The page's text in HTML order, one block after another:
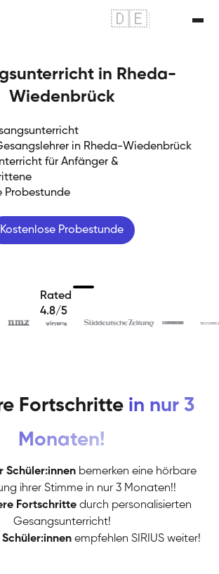
🇩🇪
in Rheda-
Wiedenbrück
in Rheda-Wiedenbrück
für Anfänger &
Probestunde
Kostenlose Probestunde
Rated
4.8/5
Fortschritte in nur 3
Monaten!
Schüler:innen bemerken eine hörbare
ihrer Stimme in nur 3 Monaten!!
Fortschritte durch personalisierten
Gesangsunterricht!
empfehlen SIRIUS weiter!